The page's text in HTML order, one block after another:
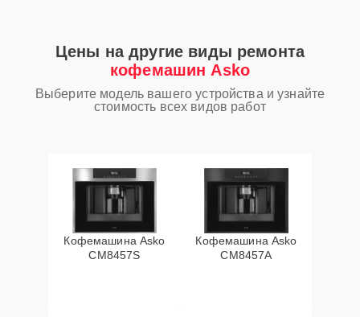
Цены на другие виды ремонта
кофемашин Asko
Выберите модель вашего устройства и узнайте
стоимость всех видов работ
Кофемашина Asko
CM8457S
Кофемашина Asko
CM8457A